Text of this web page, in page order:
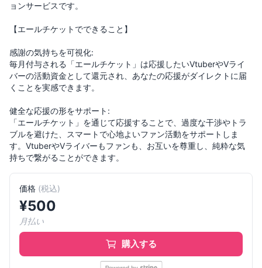
ョンサービスです。
【エールチケットでできること】
感謝の気持ちを可視化:
毎月付与される「エールチケット」は応援したいVtuberやVライ
バーの活動資金として還元され、あなたの応援がダイレクトに届
くことを実感できます。
健全な応援の形をサポート:
「エールチケット」を通じて応援することで、過度な干渉やトラ
ブルを避けた、スマートで心地よいファン活動をサポートしま
す。VtuberやVライバーもファンも、お互いを尊重し、純粋な気
価格 (税込)
¥500
月払い
購入する